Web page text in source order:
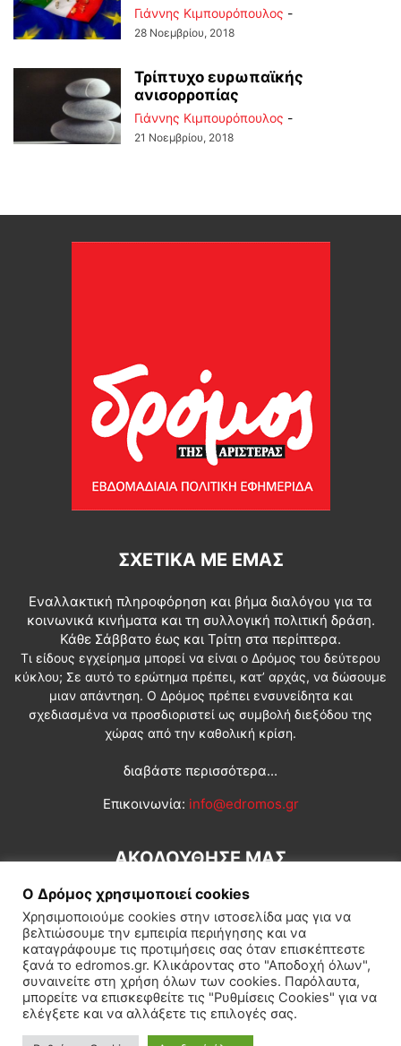
Γιάννης Κιμπουρόπουλος -
28 Νοεμβρίου, 2018
Τρίπτυχο ευρωπαϊκής
ανισορροπίας
Γιάννης Κιμπουρόπουλος -
21 Νοεμβρίου, 2018
ΣΧΕΤΙΚΆ ΜΕ ΕΜΆΣ
Εναλλακτική πληροφόρηση και βήμα διαλόγου για τα
κοινωνικά κινήματα και τη συλλογική πολιτική δράση.
Κάθε Σάββατο έως και Τρίτη στα περίπτερα.
Τι είδους εγχείρημα μπορεί να είναι ο Δρόμος του δεύτερου
κύκλου; Σε αυτό το ερώτημα πρέπει, κατ’ αρχάς, να δώσουμε
μιαν απάντηση. Ο Δρόμος πρέπει ενσυνείδητα και
σχεδιασμένα να προσδιοριστεί ως συμβολή διεξόδου της
χώρας από την καθολική κρίση.
διαβάστε περισσότερα...
Επικοινωνία: info@edromos.gr
ΑΚΟΛΟΥΘΗΣΕ ΜΑΣ
Εγγραφή συνδρομητή Πολιτική Διεθνή Κοινωνία
Πολιτισμός Αφιερώματα
Ο Δρόμος χρησιμοποιεί cookies
Χρησιμοποιούμε cookies στην ιστοσελίδα μας για να
βελτιώσουμε την εμπειρία περιήγησης και να
καταγράφουμε τις προτιμήσεις σας όταν επισκέπτεστε
ξανά το edromos.gr. Κλικάροντας στο "Αποδοχή όλων",
συναινείτε στη χρήση όλων των cookies. Παρόλαυτα,
μπορείτε να επισκεφθείτε τις "Ρυθμίσεις Cookies" για να
ελέγξετε και να αλλάξετε τις επιλογές σας.